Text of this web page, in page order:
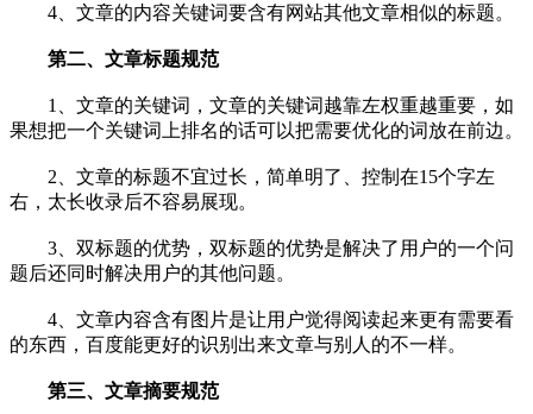
4、文章的内容关键词要含有网站其他文章相似的标题。
第二、文章标题规范
1、文章的关键词，文章的关键词越靠左权重越重要，如
果想把一个关键词上排名的话可以把需要优化的词放在前边。
2、文章的标题不宜过长，简单明了、控制在15个字左
右，太长收录后不容易展现。
3、双标题的优势，双标题的优势是解决了用户的一个问
题后还同时解决用户的其他问题。
4、文章内容含有图片是让用户觉得阅读起来更有需要看
的东西，百度能更好的识别出来文章与别人的不一样。
第三、文章摘要规范